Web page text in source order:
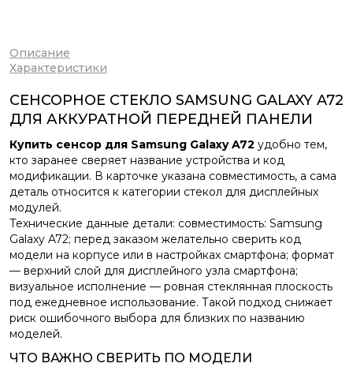
Описание
Характеристики
СЕНСОРНОЕ СТЕКЛО SAMSUNG GALAXY A72
ДЛЯ АККУРАТНОЙ ПЕРЕДНЕЙ ПАНЕЛИ
Купить сенсор для Samsung Galaxy A72 удобно тем,
кто заранее сверяет название устройства и код
модификации. В карточке указана совместимость, а сама
деталь относится к категории стекол для дисплейных
модулей.
Технические данные детали: совместимость: Samsung
Galaxy A72; перед заказом желательно сверить код
модели на корпусе или в настройках смартфона; формат
— верхний слой для дисплейного узла смартфона;
визуальное исполнение — ровная стеклянная плоскость
под ежедневное использование. Такой подход снижает
риск ошибочного выбора для близких по названию
моделей.
ЧТО ВАЖНО СВЕРИТЬ ПО МОДЕЛИ